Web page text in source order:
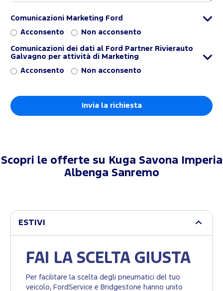
Comunicazioni Marketing Ford
Acconsento Non acconsento
Comunicazioni dei dati al Ford Partner Rivierauto
Galvagno per attività di Marketing
Acconsento Non acconsento
Scopri le offerte su
Kuga Savona Imperia
Albenga Sanremo
ESTIVI
FAI LA SCELTA GIUSTA
Per facilitare la scelta degli pneumatici del tuo
veicolo, FordService e Bridgestone hanno unito